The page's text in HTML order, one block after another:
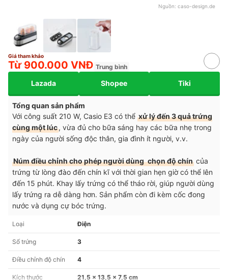
Nguồn: caso-design.de
Giá tham khảo
Từ 900.000 VNĐ Trung bình
Lazada Shopee Tiki
Tổng quan sản phẩm
Với công suất 210 W, Casio E3 có thể xử lý đến 3 quả trứng
cùng một lúc, vừa đủ cho bữa sáng hay các bữa nhẹ trong
ngày của người sống độc thân, gia đình ít người, v.v.
Núm điều chỉnh cho phép người dùng chọn độ chín của
trứng từ lòng đào đến chín kĩ với thời gian hẹn giờ có thể lên
đến 15 phút. Khay lấy trứng có thể tháo rời, giúp người dùng
lấy trứng ra dễ dàng hơn. Sản phẩm còn đi kèm cốc đong
nước và dụng cự bóc trứng.
Loại Điện
Số trứng 3
Điều chỉnh độ chín 4
Kích thước 21,5 x 13,5 x 7,5 cm